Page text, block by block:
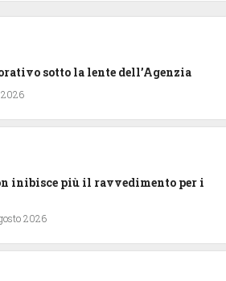
sotto la lente dell’Agenzia
2026
inibisce più il ravvedimento per i
2026